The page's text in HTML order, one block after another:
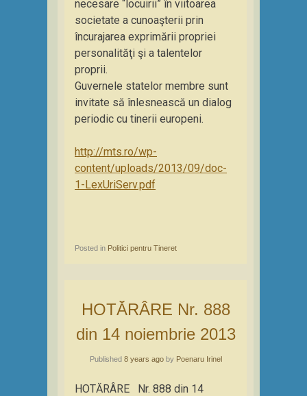
necesare “locuirii” în viitoarea
societate a cunoaşterii prin
încurajarea exprimării propriei
personalităţi şi a talentelor
proprii.
Guvernele statelor membre sunt
invitate să înlesnească un dialog
periodic cu tinerii europeni.
http://mts.ro/wp-
content/uploads/2013/09/doc-
1-LexUriServ.pdf
Posted in Politici pentru Tineret
HOTĂRÂRE Nr. 888
din 14 noiembrie 2013
Published 8 years agoby Poenaru Irinel
HOTĂRÂRE Nr. 888 din 14